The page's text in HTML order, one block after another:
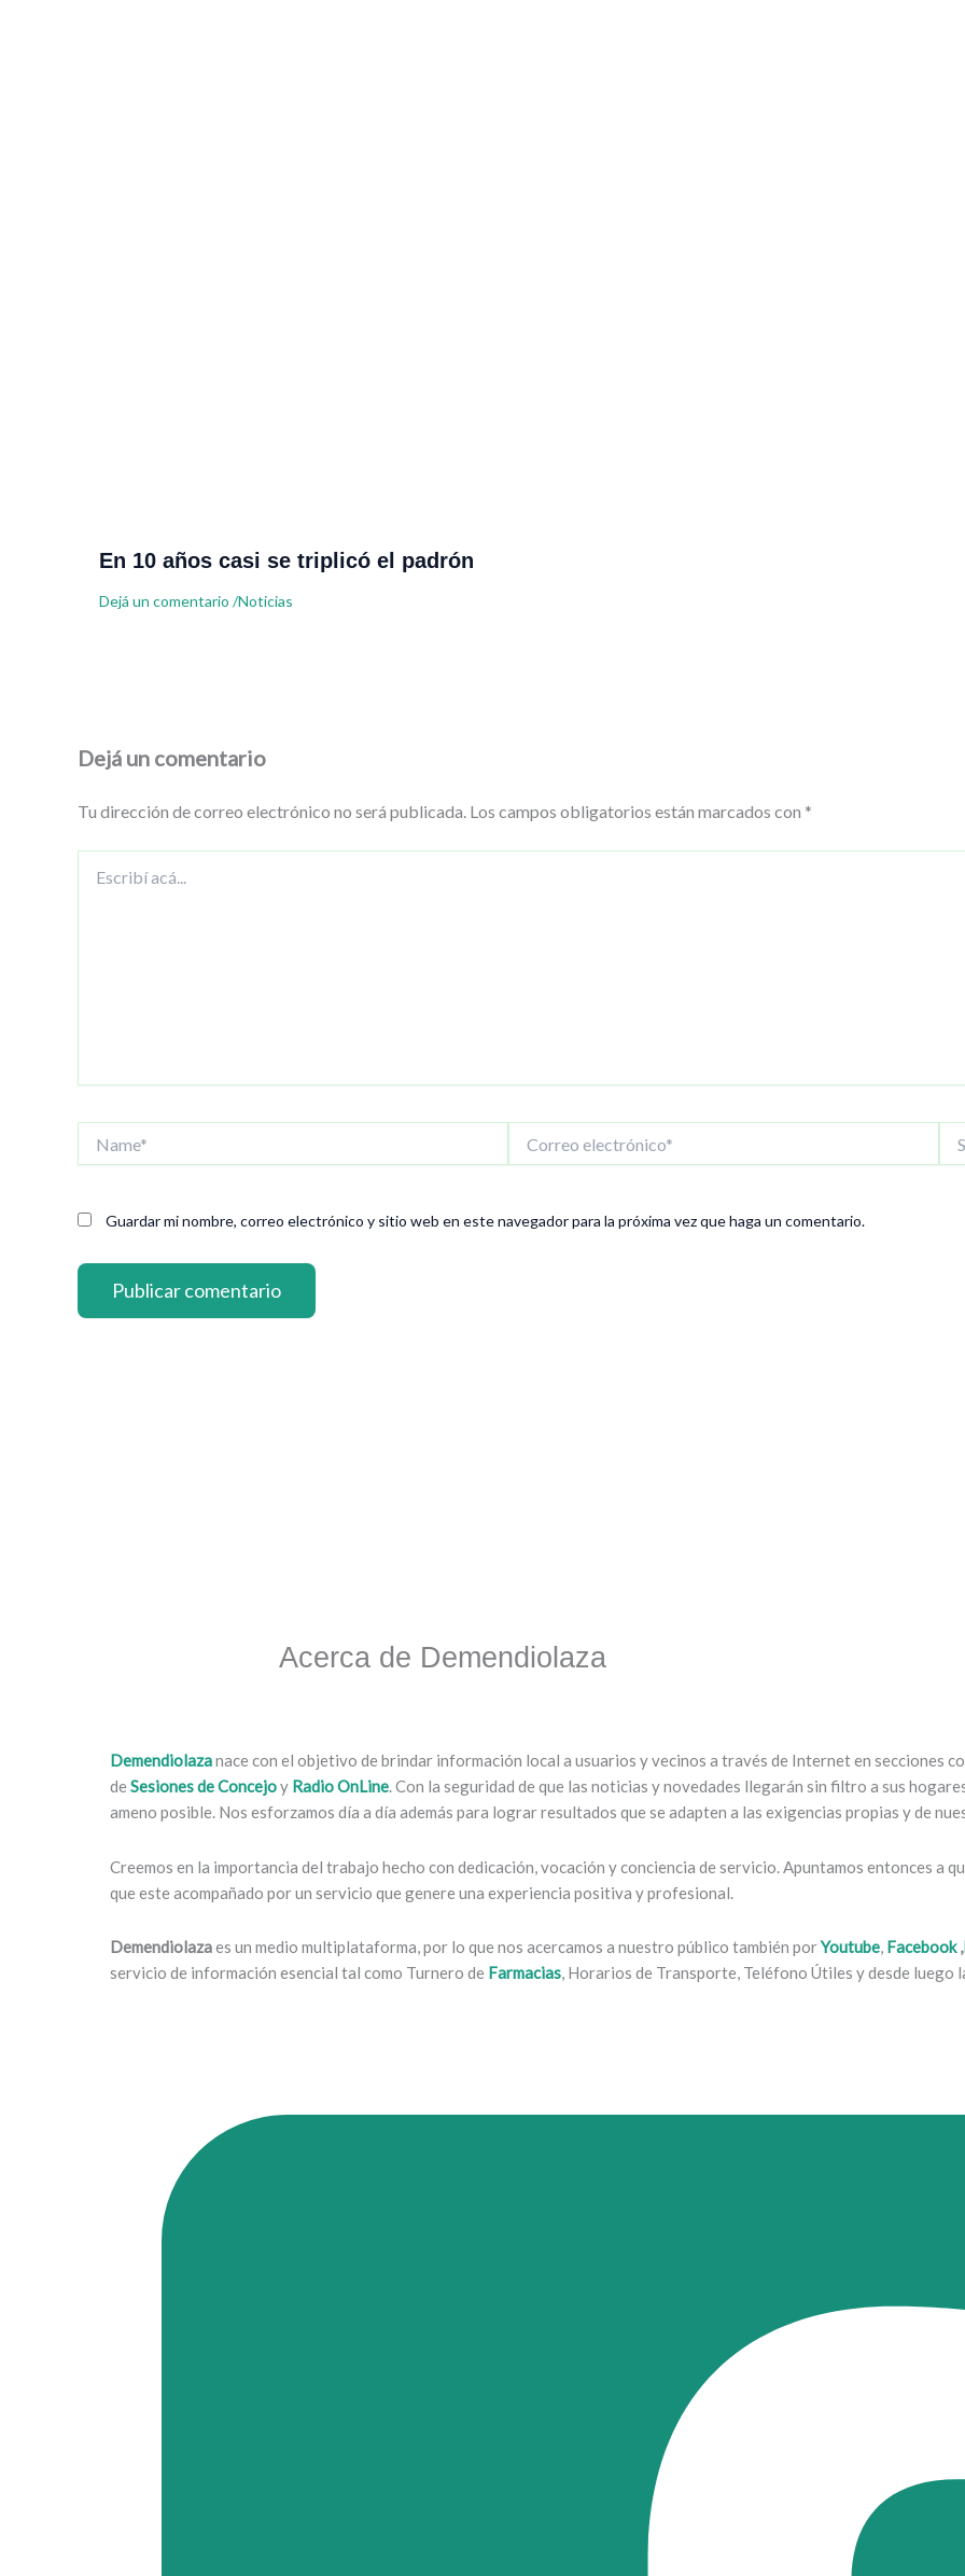
En 10 años casi se triplicó el padrón
Dejá un comentario /Noticias
Dejá un comentario
Tu dirección de correo electrónico no será publicada. Los campos obligatorios están marcados con *
acá...
electrónico*
Guardar mi nombre, correo electrónico y sitio web en este navegador para la próxima vez que haga un comentario.
Acerca de Demendiolaza
Demendiolazanace con el objetivo de brindar información local a usuarios y vecinos a través de Internet en secciones
de Sesiones de Concejoy Radio OnLine. Con la seguridad de que las noticias y novedades llegarán sin filtro a sus
ameno posible. Nos esforzamos día a día además para lograr resultados que se adapten a las exigencias propias y de
Creemos en la importancia del trabajo hecho con dedicación, vocación y conciencia de servicio. Apuntamos entonces a
que este acompañado por un servicio que genere una experiencia positiva y profesional.
Demendiolazaes un medio multiplataforma, por lo que nos acercamos a nuestro público también porYoutube, Facebook,
servicio de información esencial tal como Turnero de Farmacias, Horarios de Transporte, Teléfono Útiles y desde luego